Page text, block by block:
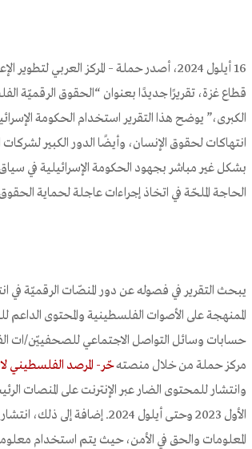
16 أيلول 2024، أصدر حملة – المركز العربي
قطاع غزة، تقريرًا جديدًا بعنوان “الحقوق الرقميّة
الكبرى،” يوضح هذا التقرير استخدام الحكومة
انتهاكات لحقوق الإنسان، وأيضًا الدور الكبير
بشكل غير مباشر بجهود الحكومة الإسرائيلية في
الحاجة الملحّة في اتخاذ إجراءات عاجلة لحماية
يبحث التقرير في فصوله عن دور المنصّات الرقميّة في
الممنهجة على الأصوات الفلسطينية والمحتوى
حسابات وسائل التواصل الاجتماعي للصحفييّن/ات
مركز حملة من خلال منصتهحّر- المرصد الفلسطيني
الأول 2023 وحتى أيلول 2024.
المعلومات والحق في الأمن، حيث يتم استخدام